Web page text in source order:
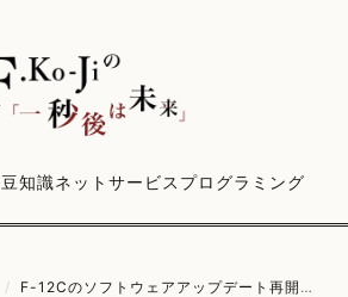
豆知識ネットサービス プログラミング
/ F-12Cのソフトウェアアップデート再開、ビルド番号によって複数回実行する必要あり